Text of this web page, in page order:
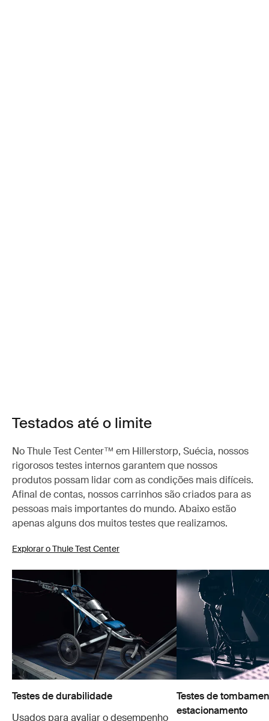
Testados até o limite
No Thule Test Center™ em Hillerstorp, Suécia, nossos
rigorosos testes internos garantem que nossos
produtos possam lidar com as condições mais difíceis.
Afinal de contas, nossos carrinhos são criados para as
pessoas mais importantes do mundo. Abaixo estão
apenas alguns dos muitos testes que realizamos.
Explorar o Thule Test Center
Testes de durabilidade
Usados para avaliar o desempenho
Testes de
estacionamento